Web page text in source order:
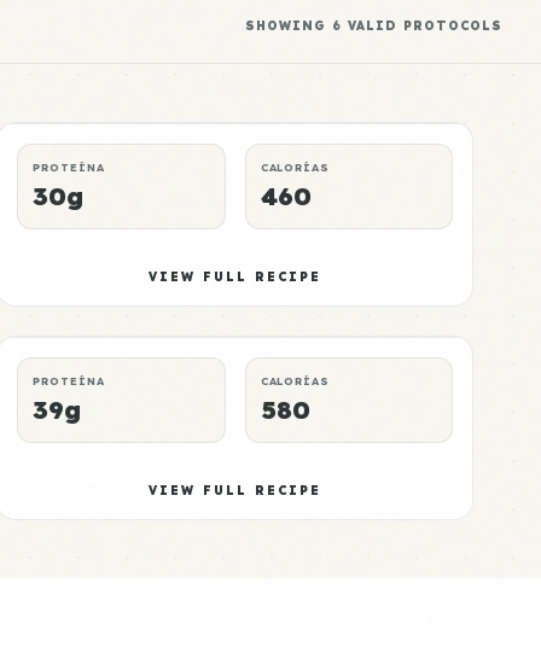
SHOWING 6 VALID PROTOCOLS
PROTEÍNA
30g
CALORÍAS
460
VIEW FULL RECIPE
Oats Meal 6
PROTEÍNA
39g
CALORÍAS
580
VIEW FULL RECIPE